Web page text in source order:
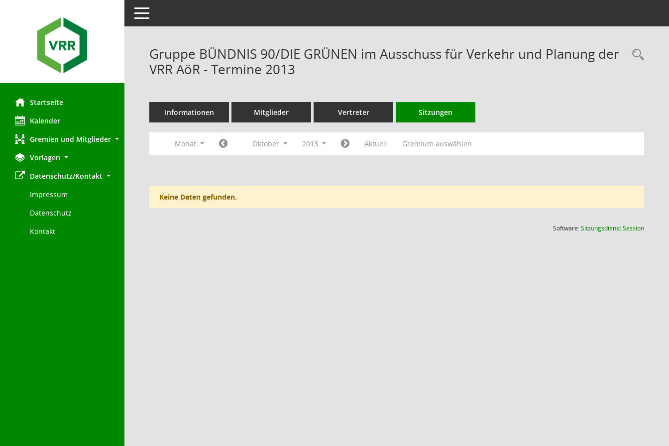
Startseite
Kalender
Gremien und Mitglieder
Vorlagen
Datenschutz/Kontakt
Impressum
Datenschutz
Kontakt
Toggle navigation
Gruppe BÜNDNIS 90/DIE GRÜNEN im Ausschuss für Verkehr und Planung der
VRR AöR - Termine 2013
Informationen Mitglieder Vertreter Sitzungen
Monat Oktober 2013 Aktuell Gremium auswählen
Keine Daten gefunden.
Software:SitzungsdienstSession(Wird in